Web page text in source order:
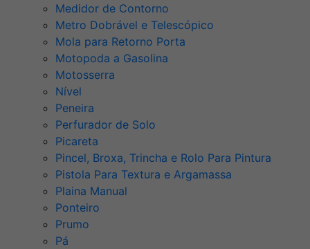
Medidor de Contorno
Metro Dobrável e Telescópico
Mola para Retorno Porta
Motopoda a Gasolina
Motosserra
Nível
Peneira
Perfurador de Solo
Picareta
Pincel, Broxa, Trincha e Rolo Para Pintura
Pistola Para Textura e Argamassa
Plaina Manual
Ponteiro
Prumo
Pá